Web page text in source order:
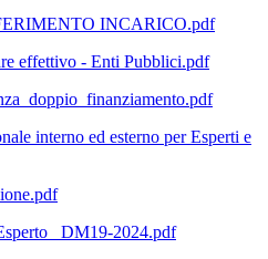
INCARICO.pdf
effettivo - Enti Pubblici.pdf
interno ed esterno per Esperti e
DM19-2024.pdf